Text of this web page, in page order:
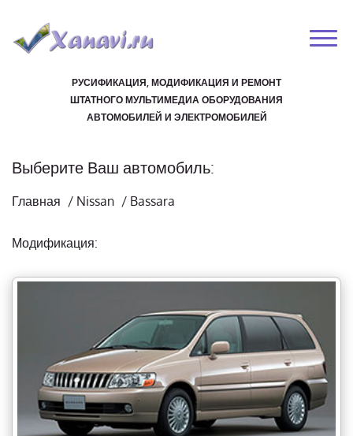
РУСИФИКАЦИЯ, МОДИФИКАЦИЯ И РЕМОНТ
ШТАТНОГО МУЛЬТИМЕДИА ОБОРУДОВАНИЯ
АВТОМОБИЛЕЙ И ЭЛЕКТРОМОБИЛЕЙ
Выберите Ваш автомобиль:
Главная / Nissan / Bassara
Модификация: